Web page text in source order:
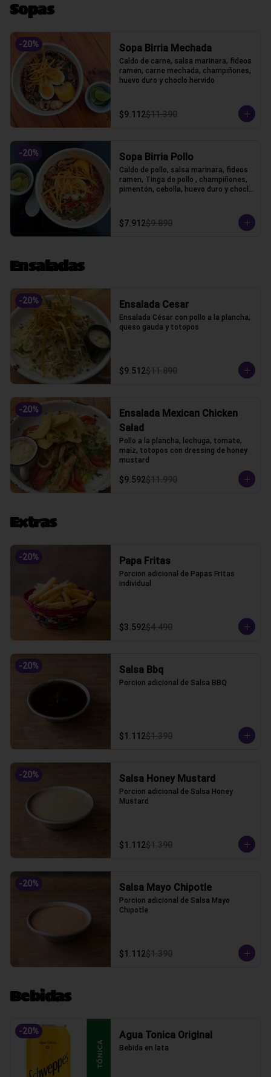
Sopas
-20% Sopa Birria Mechada
Caldo de carne, salsa marinara, fideos
ramen, carne mechada, champiñones,
huevo duro y choclo hervido
$9.112$11.390
-20% Sopa Birria Pollo
Caldo de pollo, salsa marinara, fideos
ramen, Tinga de pollo , champiñones,
pimentón, cebolla, huevo duro y choclo
$7.912$9.890
Ensaladas
-20% Ensalada Cesar
Ensalada César con pollo a la plancha,
queso gauda y totopos
$9.512$11.890
-20%
Ensalada Mexican Chicken
Salad
Pollo a la plancha, lechuga, tomate,
maíz, totopos con dressing de honey
mustard
$9.592$11.990
Extras
-20% Papa Fritas
Porcion adicional de Papas Fritas
individual
$3.592$4.490
-20% Salsa Bbq
Porcion adicional de Salsa BBQ
$1.112$1.390
-20% Salsa Honey Mustard
Porcion adicional de Salsa Honey
Mustard
$1.112$1.390
-20% Salsa Mayo Chipotle
Porcion adicional de Salsa Mayo
Chipotle
$1.112$1.390
Bebidas
-20% Agua Tonica Original
Bebida en lata